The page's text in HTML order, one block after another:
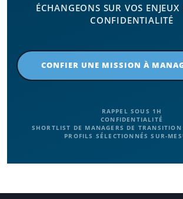
ÉCHANGEONS SUR VOS ENJEUX
CONFIDENTIALITÉ
CONFIER UNE MISSION À
RAPPEL SOUS 1H
CONFIDENTIALITÉ
SHORTLIST DE MANAGERS DE
PROFILS SÉLECTIONNÉS SUR-